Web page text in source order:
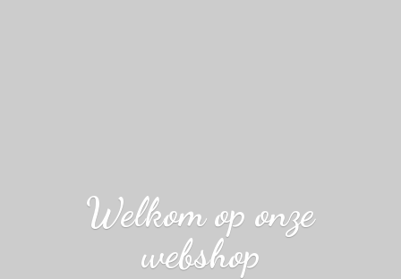
Welkom oponze
webshop